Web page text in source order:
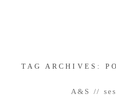
TAG ARCHIVES:
A&S //